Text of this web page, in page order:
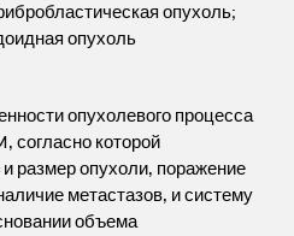
опухоль;
опухоль
опухолевого процесса
согласно которой
размер опухоли, поражение
метастазов, и систему
объема